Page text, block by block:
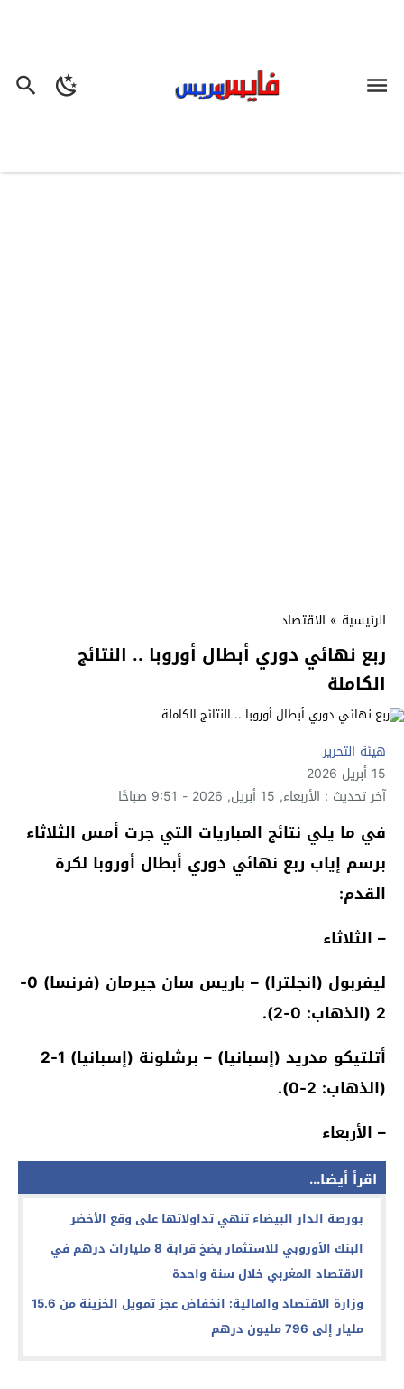
الرئيسية » الاقتصاد
ربع نهائي دوري أبطال أوروبا .. النتائج
الكاملة
هيئة التحرير
15 أبريل 2026
آخر تحديث : الأربعاء, 15 أبريل, 2026 - 9:51 صباحًا
في ما يلي نتائج المباريات التي جرت أمس الثلاثاء
برسم إياب ربع نهائي دوري أبطال أوروبا لكرة
القدم:
– الثلاثاء
ليفربول (انجلترا) – باريس سان جيرمان (فرنسا) 0-
2 (الذهاب: 0-2).
أتلتيكو مدريد (إسبانيا) – برشلونة (إسبانيا) 1-2
(الذهاب: 2-0).
– الأربعاء
اقرأ أيضا...
بورصة الدار البيضاء تنهي تداولاتها على وقع الأخضر
البنك الأوروبي للاستثمار يضخ قرابة 8 مليارات درهم في
الاقتصاد المغربي خلال سنة واحدة
وزارة الاقتصاد والمالية: انخفاض عجز تمويل الخزينة من 15.6
مليار إلى 796 مليون درهم